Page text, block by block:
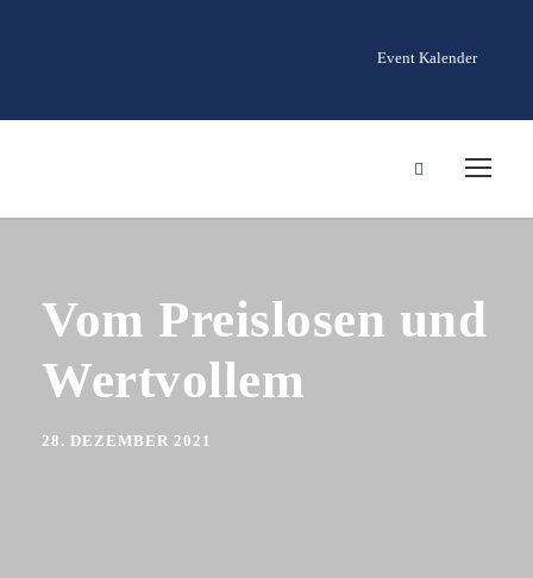
Event Kalender
Vom Preislosen und
Wertvollem
28. DEZEMBER 2021